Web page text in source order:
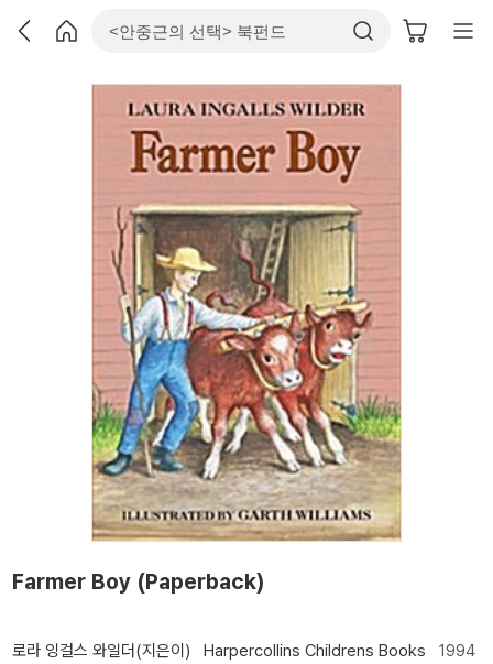
Farmer Boy (Paperback)
로라 잉걸스 와일더(지은이) Harpercollins Childrens Books 1994